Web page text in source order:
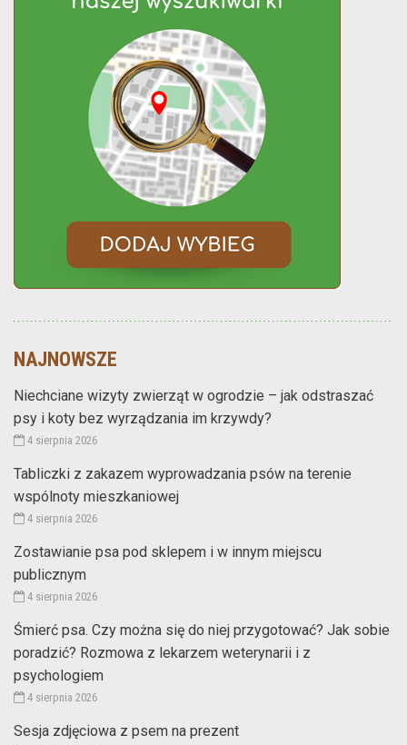
NAJNOWSZE
Niechciane wizyty zwierząt w ogrodzie – jak odstraszać
psy i koty bez wyrządzania im krzywdy?
4 sierpnia 2026
Tabliczki z zakazem wyprowadzania psów na terenie
wspólnoty mieszkaniowej
4 sierpnia 2026
Zostawianie psa pod sklepem i w innym miejscu
publicznym
4 sierpnia 2026
Śmierć psa. Czy można się do niej przygotować? Jak sobie
poradzić? Rozmowa z lekarzem weterynarii i z
psychologiem
4 sierpnia 2026
Sesja zdjęciowa z psem na prezent